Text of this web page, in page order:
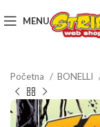
MENU
Početna BONELLI